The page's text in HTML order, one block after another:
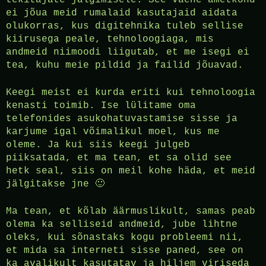
ei jõua meid rumalaid kasutajaid aidata
olukorras, kus digitehnika tuleb sellise
kiirusega peale, tehnoloogiaga, mis
andmeid niimoodi liigutab, et me isegi ei
tea, kuhu meie pildid ja failid jõuavad.
Keegi meist ei kurda eriti kui tehnoloogia
kenasti toimib. Ise lülitame oma
telefonides asukohatuvastamise sisse ja
karjume igal võimalikul moel, kus me
oleme. Ja kui siis keegi julgeb
piiksatada, et ma tean, et sa olid see
hetk seal, siis on meil kohe häda, et meid
jälgitakse jne 🙂
Ma tean, et kõlab äärmuslikult, samas peab
olema ka selliseid andmeid, jube lihtne
oleks, kui sõnastaks kogu probleemi nii,
et mida sa interneti sisse paned, see on
ka avalikult kasutatav ja hiljem viriseda